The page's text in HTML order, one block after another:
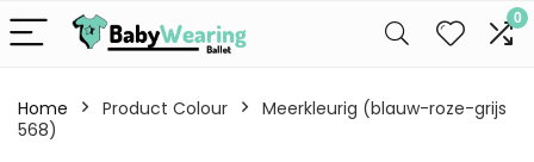
0
Home Product Colour
Meerkleurig (blauw-roze-grijs
568)